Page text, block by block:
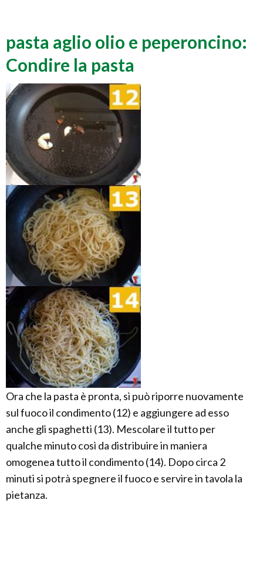
pasta aglio olio e peperoncino:
Condire la pasta
Ora che la pasta è pronta, si può riporre nuovamente
sul fuoco il condimento (12) e aggiungere ad esso
anche gli spaghetti (13). Mescolare il tutto per
qualche minuto così da distribuire in maniera
omogenea tutto il condimento (14). Dopo circa 2
minuti si potrà spegnere il fuoco e servire in tavola la
pietanza.